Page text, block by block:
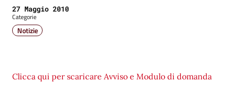
Data:
27 Maggio 2010
Categorie
Notizie
Clicca qui per scaricare Avviso e Modulo di domanda